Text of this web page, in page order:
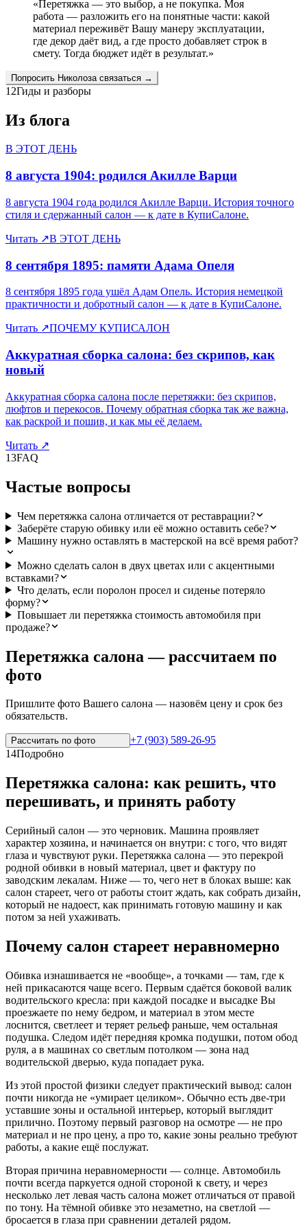
«Перетяжка — это выбор, а не покупка. Моя
работа — разложить его на понятные части: какой
материал переживёт Вашу манеру эксплуатации,
где декор даёт вид, а где просто добавляет строк в
смету. Тогда бюджет идёт в результат.»
Попросить Николоза связаться →
12Гиды и разборы
Из блога
В ЭТОТ ДЕНЬ
8 августа 1904: родился Акилле Варци
8 августа 1904 года родился Акилле Варци. История точного
стиля и сдержанный салон — к дате в КупиСалоне.
Читать ↗В ЭТОТ ДЕНЬ
8 сентября 1895: памяти Адама Опеля
8 сентября 1895 года ушёл Адам Опель. История немецкой
практичности и добротный салон — к дате в КупиСалоне.
Читать ↗ПОЧЕМУ КУПИСАЛОН
Аккуратная сборка салона: без скрипов, как
новый
Аккуратная сборка салона после перетяжки: без скрипов,
люфтов и перекосов. Почему обратная сборка так же важна,
как раскрой и пошив, и как мы её делаем.
Читать ↗
13FAQ
Частые вопросы
Чем перетяжка салона отличается от реставрации?
Заберёте старую обивку или её можно оставить себе?
Машину нужно оставлять в мастерской на всё время работ?
Можно сделать салон в двух цветах или с акцентными
вставками?
Что делать, если поролон просел и сиденье потеряло
форму?
Повышает ли перетяжка стоимость автомобиля при
продаже?
Перетяжка салона — рассчитаем по
фото
Пришлите фото Вашего салона — назовём цену и срок без
обязательств.
Рассчитать по фото
+7 (903) 589-26-95
14Подробно
Перетяжка салона: как решить, что
перешивать, и принять работу
Серийный салон — это черновик. Машина проявляет
характер хозяина, и начинается он внутри: с того, что видят
глаза и чувствуют руки. Перетяжка салона — это перекрой
родной обивки в новый материал, цвет и фактуру по
заводским лекалам. Ниже — то, чего нет в блоках выше: как
салон стареет, чего от работы стоит ждать, как собрать дизайн,
который не надоест, как принимать готовую машину и как
потом за ней ухаживать.
Почему салон стареет неравномерно
Обивка изнашивается не «вообще», а точками — там, где к
ней прикасаются чаще всего. Первым сдаётся боковой валик
водительского кресла: при каждой посадке и высадке Вы
проезжаете по нему бедром, и материал в этом месте
лоснится, светлеет и теряет рельеф раньше, чем остальная
подушка. Следом идёт передняя кромка подушки, потом обод
руля, а в машинах со светлым потолком — зона над
водительской дверью, куда попадает рука.
Из этой простой физики следует практический вывод: салон
почти никогда не «умирает целиком». Обычно есть две-три
уставшие зоны и остальной интерьер, который выглядит
прилично. Поэтому первый разговор на осмотре — не про
материал и не про цену, а про то, какие зоны реально требуют
работы, а какие ещё послужат.
Вторая причина неравномерности — солнце. Автомобиль
почти всегда паркуется одной стороной к свету, и через
несколько лет левая часть салона может отличаться от правой
по тону. На тёмной обивке это незаметно, на светлой —
бросается в глаза при сравнении деталей рядом.